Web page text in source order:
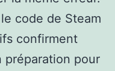
code de Steam
confirment
préparation pour